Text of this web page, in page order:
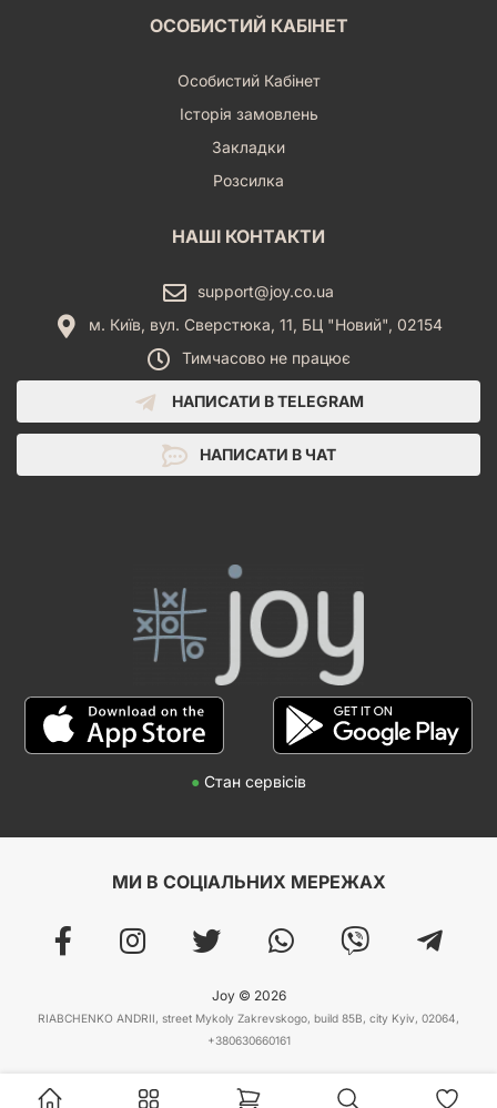
ОСОБИСТИЙ КАБІНЕТ
Особистий Кабінет
Історія замовлень
Закладки
Розсилка
НАШІ КОНТАКТИ
support@joy.co.ua
м. Київ, вул. Сверстюка, 11, БЦ "Новий", 02154
Тимчасово не працює
НАПИСАТИ В TELEGRAM
НАПИСАТИ В ЧАТ
● Стан сервісів
МИ В СОЦІАЛЬНИХ МЕРЕЖАХ
Joy © 2026
RIABCHENKO ANDRII, street Mykoly Zakrevskogo, build 85B, city Kyiv, 02064,
+380630660161